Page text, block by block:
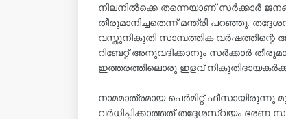
നിലനില്‍ക്കെ തന്നെയാണ് സര്‍ക്കാര്‍
തീരുമാനിച്ചതെന്ന് മന്ത്രി പറഞ്ഞു.
വസ്തുനികുതി സാമ്പത്തിക
റിബേറ്റ് അനുവദിക്കാനും സര്‍ക്കാര്‍
ഇത്തരത്തിലൊരു ഇളവ്
നാമമാത്രമായ പെര്‍മിറ്റ്
വര്‍ധിപ്പിക്കാത്തത് തദ്ദേശസ്വയം